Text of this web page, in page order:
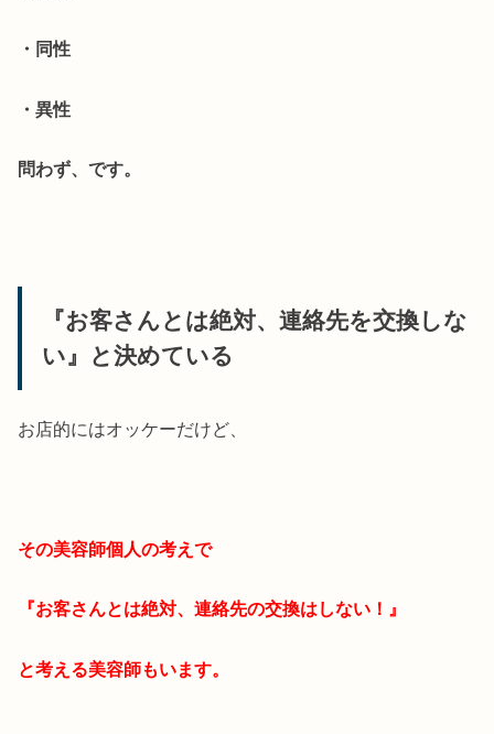
・同性
・異性
問わず、です。
『お客さんとは絶対、連絡先を交換しな
い』と決めている
お店的にはオッケーだけど、
その美容師個人の考えで
『お客さんとは絶対、連絡先の交換はしない！』
と考える美容師もいます。